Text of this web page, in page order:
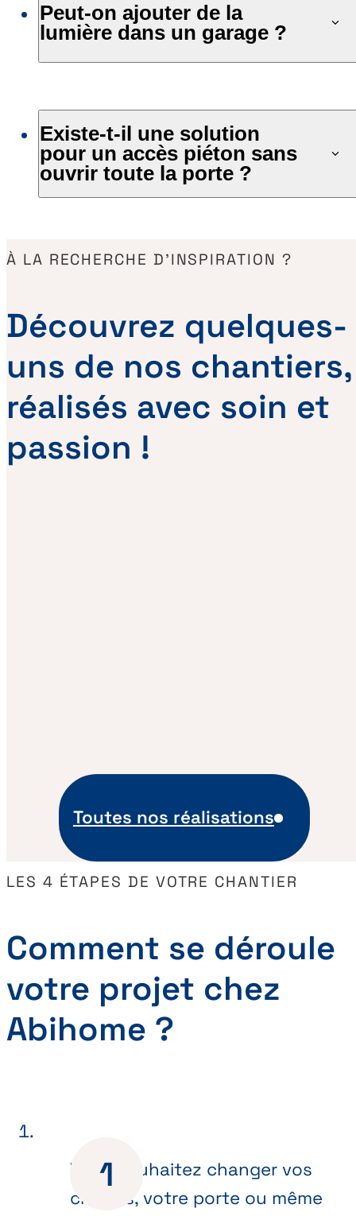
Peut-on ajouter de la
lumière dans un garage ?
Existe-t-il une solution
pour un accès piéton sans
ouvrir toute la porte ?
À LA RECHERCHE D’INSPIRATION ?
Découvrez quelques-
uns de nos chantiers,
réalisés avec soin et
passion !
Toutes nos réalisations
LES 4 ÉTAPES DE VOTRE CHANTIER
Comment se déroule
votre projet chez
Abihome ?
Vous souhaitez changer vos
châssis, votre porte ou même